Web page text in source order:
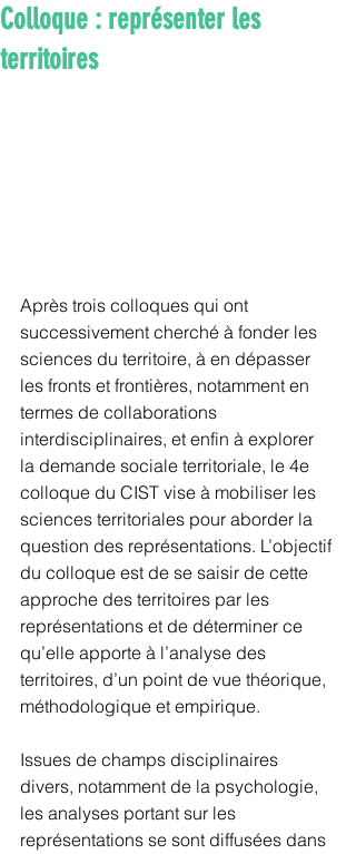
Colloque : représenter les
territoires
Après trois colloques qui ont
successivement cherché à fonder les
sciences du territoire, à en dépasser
les fronts et frontières, notamment en
termes de collaborations
interdisciplinaires, et enfin à explorer
la demande sociale territoriale, le 4e
colloque du CIST vise à mobiliser les
sciences territoriales pour aborder la
question des représentations. L’objectif
du colloque est de se saisir de cette
approche des territoires par les
représentations et de déterminer ce
qu’elle apporte à l’analyse des
territoires, d’un point de vue théorique,
méthodologique et empirique.
Issues de champs disciplinaires
divers, notamment de la psychologie,
les analyses portant sur les
représentations se sont diffusées dans